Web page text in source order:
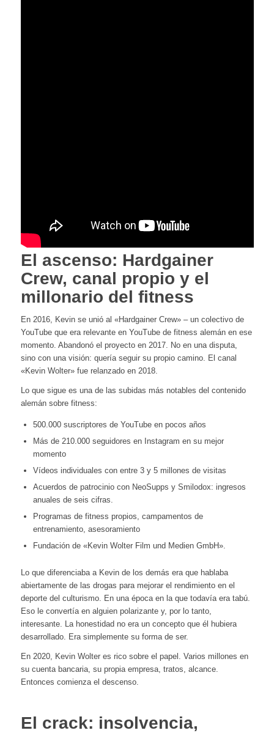
El ascenso: Hardgainer
Crew, canal propio y el
millonario del fitness
En 2016, Kevin se unió al «Hardgainer Crew» – un colectivo de
YouTube que era relevante en YouTube de fitness alemán en ese
momento. Abandonó el proyecto en 2017. No en una disputa,
sino con una visión: quería seguir su propio camino. El canal
«Kevin Wolter» fue relanzado en 2018.
Lo que sigue es una de las subidas más notables del contenido
alemán sobre fitness:
500.000 suscriptores de YouTube en pocos años
Más de 210.000 seguidores en Instagram en su mejor
momento
Vídeos individuales con entre 3 y 5 millones de visitas
Acuerdos de patrocinio con NeoSupps y Smilodox: ingresos
anuales de seis cifras.
Programas de fitness propios, campamentos de
entrenamiento, asesoramiento
Fundación de «Kevin Wolter Film und Medien GmbH».
Lo que diferenciaba a Kevin de los demás era que hablaba
abiertamente de las drogas para mejorar el rendimiento en el
deporte del culturismo. En una época en la que todavía era tabú.
Eso le convertía en alguien polarizante y, por lo tanto,
interesante. La honestidad no era un concepto que él hubiera
desarrollado. Era simplemente su forma de ser.
En 2020, Kevin Wolter es rico sobre el papel. Varios millones en
su cuenta bancaria, su propia empresa, tratos, alcance.
Entonces comienza el descenso.
El crack: insolvencia,